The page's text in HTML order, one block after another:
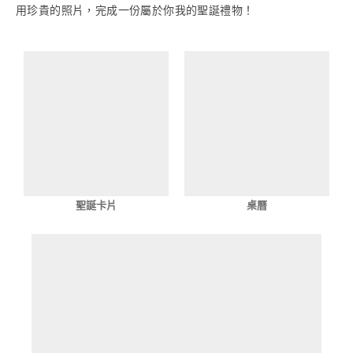
用珍貴的照片，完成一份屬於你我的聖誕禮物！
聖誕卡片 桌曆